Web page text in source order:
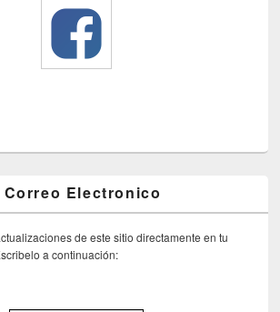
Electronico
de este sitio directamente en tu
a continuación: